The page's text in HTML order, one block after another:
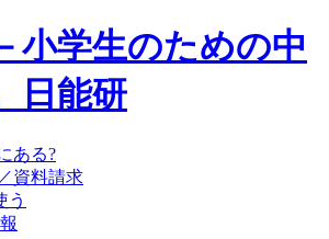
小学生のための中
日能研
ある?
資料請求
う